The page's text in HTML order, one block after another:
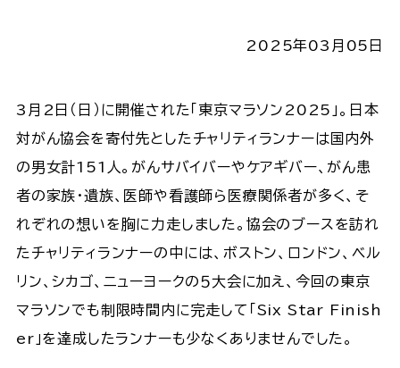
2025年03月05日
3月2日（日）に開催された「東京マラソン2025」。日本
対がん協会を寄付先としたチャリティランナーは国内外
の男女計151人。がんサバイバーやケアギバー、がん患
者の家族・遺族、医師や看護師ら医療関係者が多く、そ
れぞれの想いを胸に力走しました。協会のブースを訪れ
たチャリティランナーの中には、ボストン、ロンドン、ベル
リン、シカゴ、ニューヨークの５大会に加え、今回の東京
マラソンでも制限時間内に完走して「Six Star Finish
er」を達成したランナーも少なくありませんでした。​